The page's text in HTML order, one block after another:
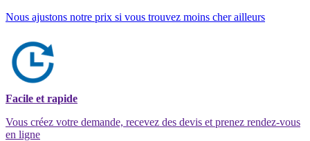
Nous ajustons notre prix si vous trouvez moins cher ailleurs
Facile et rapide
Vous créez votre demande, recevez des devis et prenez rendez-vous
en ligne